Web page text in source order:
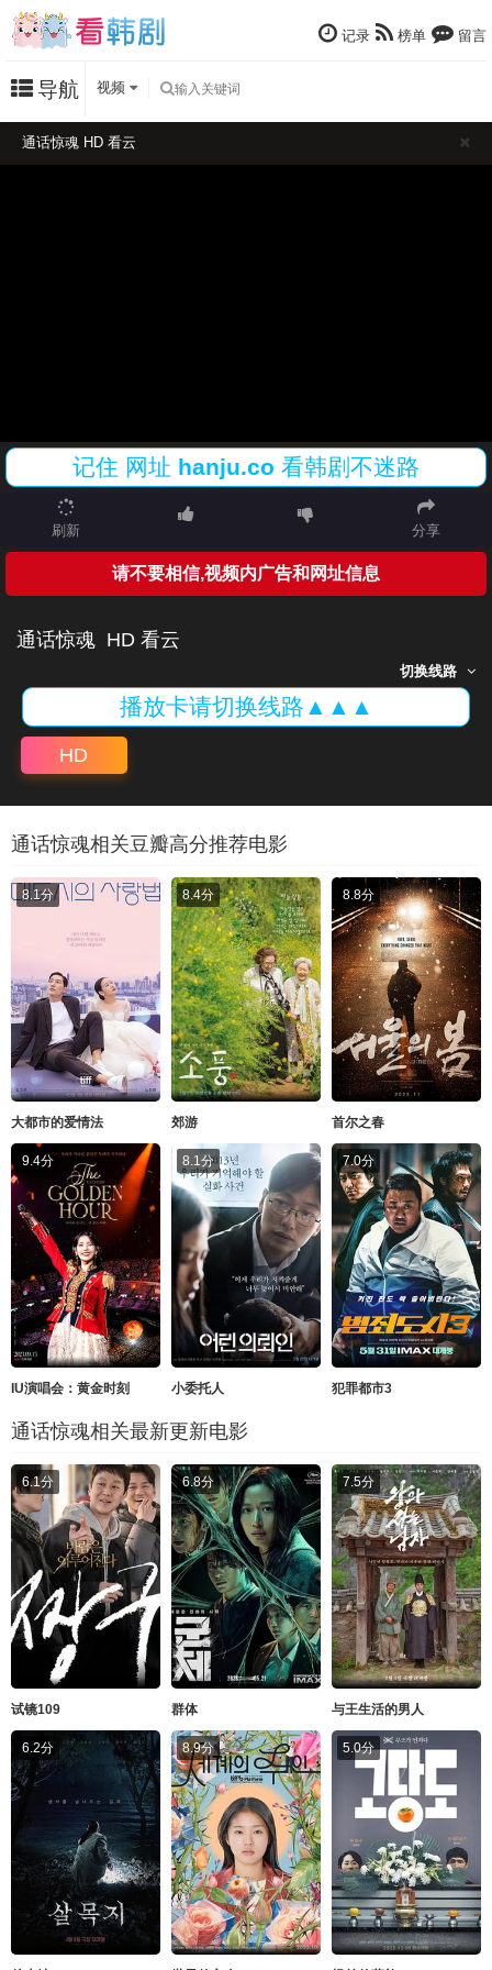
记录 榜单 留言
导航 视频
通话惊魂 HD 看云
记住 网址 hanju.co 看韩剧不迷路
刷新 分享
请不要相信,视频内广告和网址信息
通话惊魂 HD 看云
切换线路
播放卡请切换线路▲▲▲
HD
通话惊魂相关豆瓣高分推荐电影
8.1分
大都市的爱情法
8.4分
郊游
8.8分
首尔之春
9.4分
IU演唱会：黄金时刻
8.1分
小委托人
7.0分
犯罪都市3
通话惊魂相关最新更新电影
6.1分
试镜109
6.8分
群体
7.5分
与王生活的男人
6.2分 8.9分 5.0分